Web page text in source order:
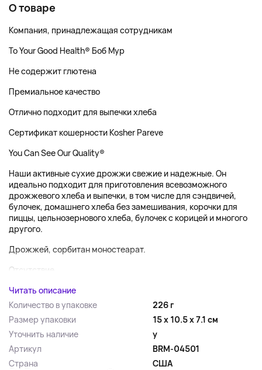
О товаре
Компания, принадлежащая сотрудникам
To Your Good Health® Боб Мур
Не содержит глютена
Премиальное качество
Отлично подходит для выпечки хлеба
Сертификат кошерности Kosher Pareve
You Can See Our Quality®
Наши активные сухие дрожжи свежие и надежные. Он
идеально подходит для приготовления всевозможного
дрожжевого хлеба и выпечки, в том числе для сэндвичей,
булочек, домашнего хлеба без замешивания, корочки для
пиццы, цельнозернового хлеба, булочек с корицей и многого
другого.
Дрожжей, сорбитан моностеарат.
Отсутствие...
Читать описание
Количество в упаковке
226 г
Размер упаковки
15 x 10.5 x 7.1 см
Уточнить наличие
y
Артикул
BRM-04501
Страна
США